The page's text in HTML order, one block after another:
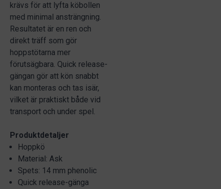
krävs för att lyfta köbollen
med minimal ansträngning.
Resultatet är en ren och
direkt träff som gör
hoppstötarna mer
förutsägbara. Quick release-
gängan gör att kön snabbt
kan monteras och tas isär,
vilket är praktiskt både vid
transport och under spel.
Produktdetaljer
Hoppkö
Material: Ask
Spets: 14 mm phenolic
Quick release-gänga